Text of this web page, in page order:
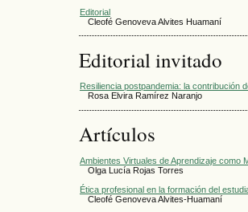
Editorial
Cleofé Genoveva Alvites Huamaní
Editorial invitado
Resiliencia postpandemia: la contribución
Rosa Elvira Ramírez Naranjo
Artículos
Ambientes Virtuales de Aprendizaje como
Olga Lucía Rojas Torres
Ética profesional en la formación del
Cleofé Genoveva Alvites-Huamaní